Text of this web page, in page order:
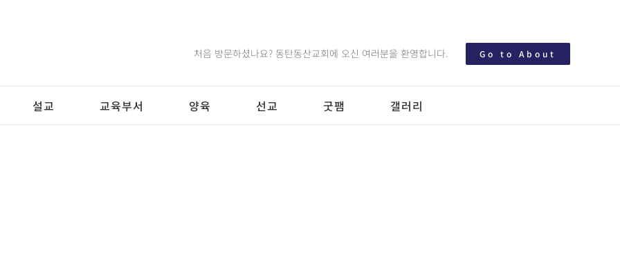
처음 방문하셨나요? 동탄동산교회에 오신 여러분을 환영합니다. Go to About
설교 교육부서 양육 선교 굿팸 갤러리